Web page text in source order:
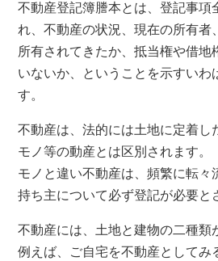
不動産登記簿謄本とは、登記事項
れ、不動産の状況、現在の所有者
所有されてきたか、抵当権や借地
いないか、ということを示すいわ
す。
不動産は、法的には土地に定着し
モノ等の動産とは区別されます。
モノと違い不動産は、頻繁に転々
持ち主について必ず登記が必要と
不動産には、土地と建物の二種類
例えば、ご自宅を不動産としてみ